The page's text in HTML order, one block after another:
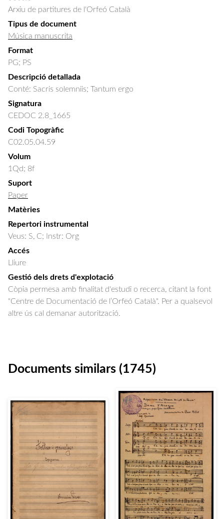
Arxiu de partitures de l'Orfeó Català
Tipus de document
Música manuscrita
Format
PG; PS
Descripció detallada
Conté: Sacris solemniis; Tantum ergo
Signatura
CEDOC 2.8_1665
Codi Topogràfic
C02.05.04.59
Volum
1Qd; 8f
Suport
Paper
Matèries
Repertori instrumental
Veus: S, C; Instr: Org
Accés
Lliure
Gestió dels drets d'explotació
Còpia permesa amb finalitat d'estudi o recerca, citant la font
"Centre de Documentació de l’Orfeó Català". Per a qualsevol
altre ús cal demanar autorització.
Documents similars (1745)